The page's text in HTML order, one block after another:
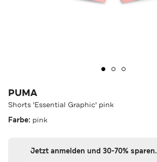
PUMA
Shorts 'Essential Graphic' pink
Farbe: pink
Jetzt anmelden und 30-70% sparen.